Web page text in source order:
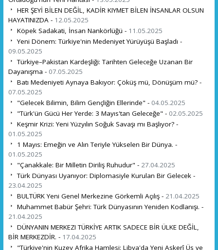
HER ŞEYİ BİLEN DEĞİL, KADİR KIYMET BİLEN İNSANLAR OLSUN
HAYATINIZDA - 12.05.2025
Köpek Sadakati, İnsan Nankörlüğü - 11.05.2025
Yeni Dönem: Türkiye'nin Medeniyet Yürüyüşü Başladı -
09.05.2025
Türkiye–Pakistan Kardeşliği: Tarihten Geleceğe Uzanan Bir
Dayanışma - 07.05.2025
Batı Medeniyeti Aynaya Bakıyor: Çöküş mü, Dönüşüm mü? -
07.05.2025
"Gelecek Bilimin, Bilim Gençliğin Ellerinde" - 04.05.2025
"Türk'ün Gücü Her Yerde: 3 Mayıs'tan Geleceğe" - 02.05.2025
Keşmir Krizi: Yeni Yüzyılın Soğuk Savaşı mı Başlıyor? -
01.05.2025
1 Mayıs: Emeğin ve Alın Teriyle Yükselen Bir Dünya. -
01.05.2025
"Çanakkale: Bir Milletin Diriliş Ruhudur" - 27.04.2025
Türk Dünyası Uyanıyor: Diplomasiyle Kurulan Bir Gelecek -
23.04.2025
BULTÜRK Yeni Genel Merkezine Görkemli Açılış - 21.04.2025
Muhammet Babür Şehri: Türk Dünyasının Yeniden Kodlanışı. -
21.04.2025
DÜNYANIN MERKEZI TÜRKİYE ARTIK SADECE BİR ÜLKE DEĞİL,
BİR MERKEZDİR. - 17.04.2025
"Türkiye'nin Kuzey Afrika Hamlesi: Libya'da Yeni Askerî Üs ve